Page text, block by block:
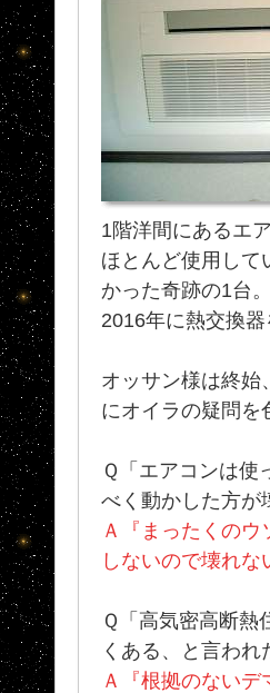
1階洋間にあるエ
ほとんど使用して
かった奇跡の1台。
2016年に熱交換
オッサン様は終始
にオイラの疑問を
Ｑ「エアコンは
べく動かした方が
Ａ『まったくの
しないので壊れな
Ｑ「高気密高断
くある、と言われ
Ａ『根拠のない